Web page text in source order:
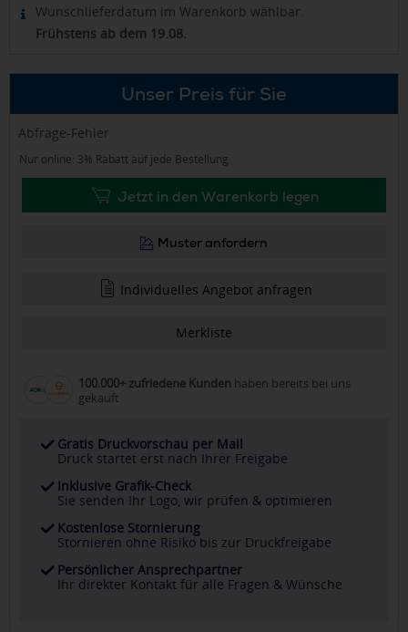
Wunschlieferdatum im Warenkorb wählbar.
Frühstens ab dem 19.08.
Unser Preis für Sie
Abfrage-Fehler
Nur online: 3% Rabatt auf jede Bestellung
Jetzt in den Warenkorb legen
Muster anfordern
Individuelles Angebot anfragen
Merkliste
100.000+ zufriedene Kunden haben bereits bei uns
gekauft
Gratis Druckvorschau per Mail
Druck startet erst nach Ihrer Freigabe
Inklusive Grafik-Check
Sie senden Ihr Logo, wir prüfen & optimieren
Kostenlose Stornierung
Stornieren ohne Risiko bis zur Druckfreigabe
Persönlicher Ansprechpartner
Ihr direkter Kontakt für alle Fragen & Wünsche